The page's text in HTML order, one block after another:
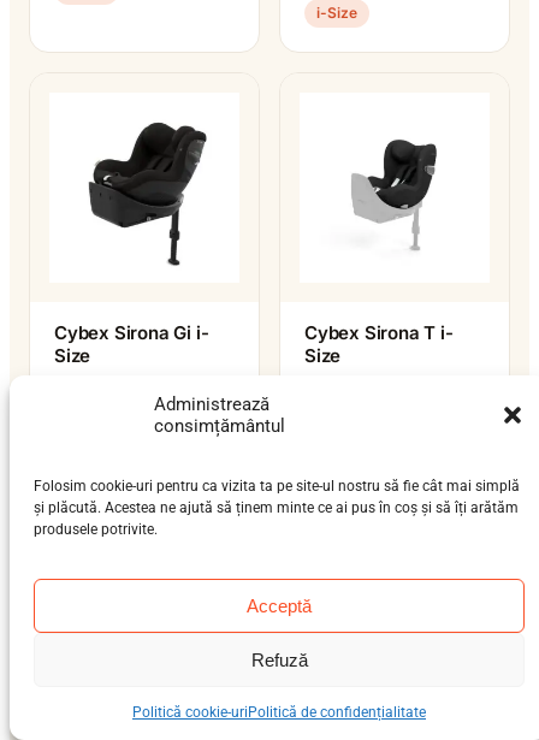
Administrează
consimțământul
Folosim cookie-uri pentru ca vizita ta pe site-ul nostru să fie cât mai simplă
și plăcută. Acestea ne ajută să ținem minte ce ai pus în coș și să îți arătăm
produsele potrivite.
Acceptă
Refuză
Politică cookie-uri Politică de confidențialitate
i-Size
Cybex Sirona Gi i-
Size
bebeluș (9 luni-4 ani)
i-Size
Cybex Sirona T i-
Size
i-Size